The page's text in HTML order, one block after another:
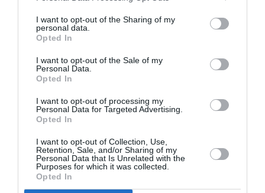
I want to opt-out of the Sharing of my
personal data.
Opted In
I want to opt-out of the Sale of my
Personal Data.
Opted In
I want to opt-out of processing my
Personal Data for Targeted Advertising.
Opted In
I want to opt-out of Collection, Use,
Retention, Sale, and/or Sharing of my
Personal Data that Is Unrelated with the
Purposes for which it was collected.
Opted In
Articolul anterior
Tragedie la Trevignano, român mort înecat
în lacul Bracciano
Pescara, striptease în fața bisericii: românul
a fost denunțat pentru acte obscene